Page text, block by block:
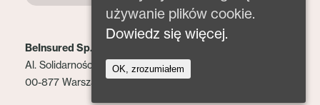
BeInsured Sp. z o.o.
Al. Solidarności 153 lok. 2
00-877 Warszawa
używanie plików cookie.
Dowiedz się więcej.
OK, zrozumiałem